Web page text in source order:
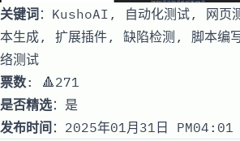
关键词：KushoAI, 自动化测试, 网页
本生成, 扩展插件, 缺陷检测, 脚本编
络测试
票数: 🔺271
是否精选：是
发布时间 ：2025年01月31日